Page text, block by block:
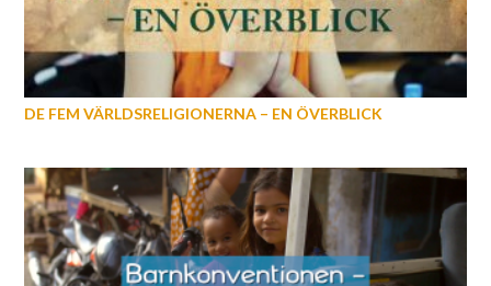
DE FEM VÄRLDSRELIGIONERNA – EN ÖVERBLICK